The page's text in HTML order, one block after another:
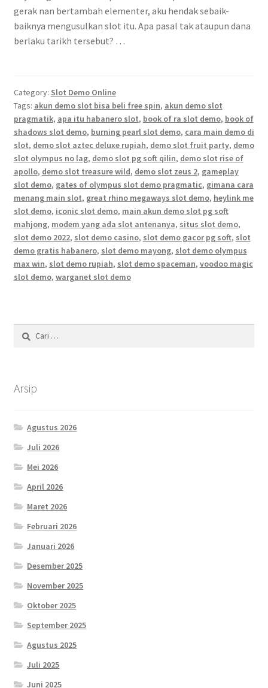
gerak nan bertambah elementer, aku hendak sebaik-
baiknya mengusulkan slot itu. Apa pasal tak ataupun dana
berlaku tarikh tersebut? …
Category: Slot Demo Online
Tags: akun demo slot bisa beli free spin, akun demo slot
pragmatik, apa itu habanero slot, book of ra slot demo, book of
shadows slot demo, burning pearl slot demo, cara main demo di
slot, demo slot aztec deluxe rupiah, demo slot fruit party, demo
slot olympus no lag, demo slot pg soft qilin, demo slot rise of
apollo, demo slot treasure wild, demo slot zeus 2, gameplay
slot demo, gates of olympus slot demo pragmatic, gimana cara
menang main slot, great rhino megaways slot demo, heylink me
slot demo, iconic slot demo, main akun demo slot pg soft
mahjong, modem yang ada slot antenanya, situs slot demo,
slot demo 2022, slot demo casino, slot demo gacor pg soft, slot
demo gratis habanero, slot demo mayong, slot demo olympus
max win, slot demo rupiah, slot demo spaceman, voodoo magic
slot demo, warganet slot demo
untuk:
Arsip
Agustus 2026
Juli 2026
Mei 2026
April 2026
Maret 2026
Februari 2026
Januari 2026
Desember 2025
November 2025
Oktober 2025
September 2025
Agustus 2025
Juli 2025
Juni 2025